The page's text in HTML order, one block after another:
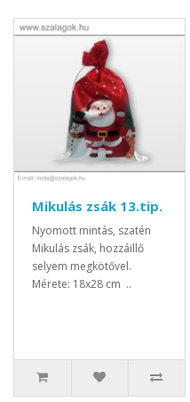
Mikulás zsák 13.tip.
Nyomott mintás, szatén
Mikulás zsák, hozzáillő
selyem megkötővel.
Mérete: 18x28 cm ..